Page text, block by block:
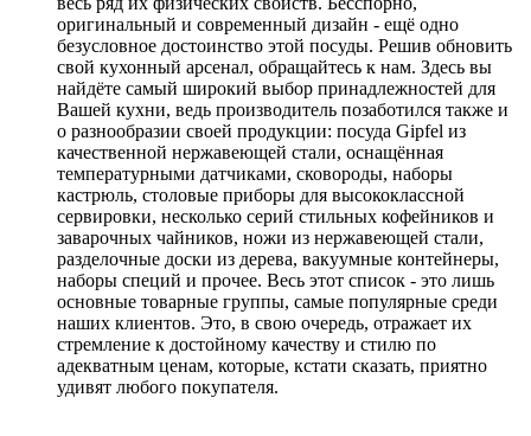
оригинальный и современный дизайн - ещё одно
безусловное достоинство этой посуды. Решив обновить
свой кухонный арсенал, обращайтесь к нам. Здесь вы
найдёте самый широкий выбор принадлежностей для
Вашей кухни, ведь производитель позаботился также и
о разнообразии своей продукции: посуда Gipfel из
качественной нержавеющей стали, оснащённая
температурными датчиками, сковороды, наборы
кастрюль, столовые приборы для высококлассной
сервировки, несколько серий стильных кофейников и
заварочных чайников, ножи из нержавеющей стали,
разделочные доски из дерева, вакуумные контейнеры,
наборы специй и прочее. Весь этот список - это лишь
основные товарные группы, самые популярные среди
наших клиентов. Это, в свою очередь, отражает их
стремление к достойному качеству и стилю по
адекватным ценам, которые, кстати сказать, приятно
удивят любого покупателя.